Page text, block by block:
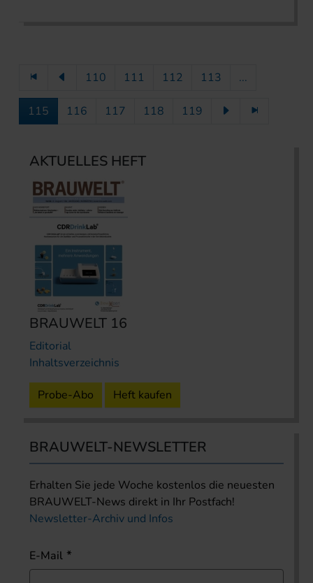
110 111 112 113 ...
115 116 117 118 119
AKTUELLES HEFT
BRAUWELT 16
Editorial
Inhaltsverzeichnis
Probe-Abo Heft kaufen
BRAUWELT-NEWSLETTER
Erhalten Sie jede Woche kostenlos die neuesten
BRAUWELT-News direkt in Ihr Postfach!
Newsletter-Archiv und Infos
E-Mail